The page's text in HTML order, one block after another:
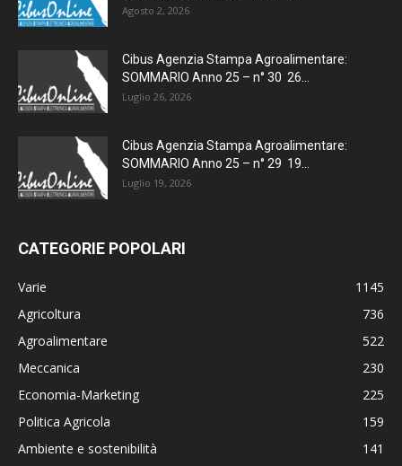
Agosto 2, 2026
Cibus Agenzia Stampa Agroalimentare:
SOMMARIO Anno 25 – n° 30 26...
Luglio 26, 2026
Cibus Agenzia Stampa Agroalimentare:
SOMMARIO Anno 25 – n° 29 19...
Luglio 19, 2026
CATEGORIE POPOLARI
Varie
1145
Agricoltura
736
Agroalimentare
522
Meccanica
230
Economia-Marketing
225
Politica Agricola
159
Ambiente e sostenibilità
141